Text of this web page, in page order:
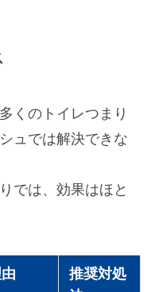
くのトイレつまり
ュでは解決できな
では、効果はほと
推奨対処